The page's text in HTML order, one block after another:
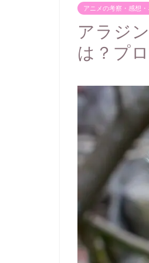
アニメの考察・感想
アラジ
は？プ